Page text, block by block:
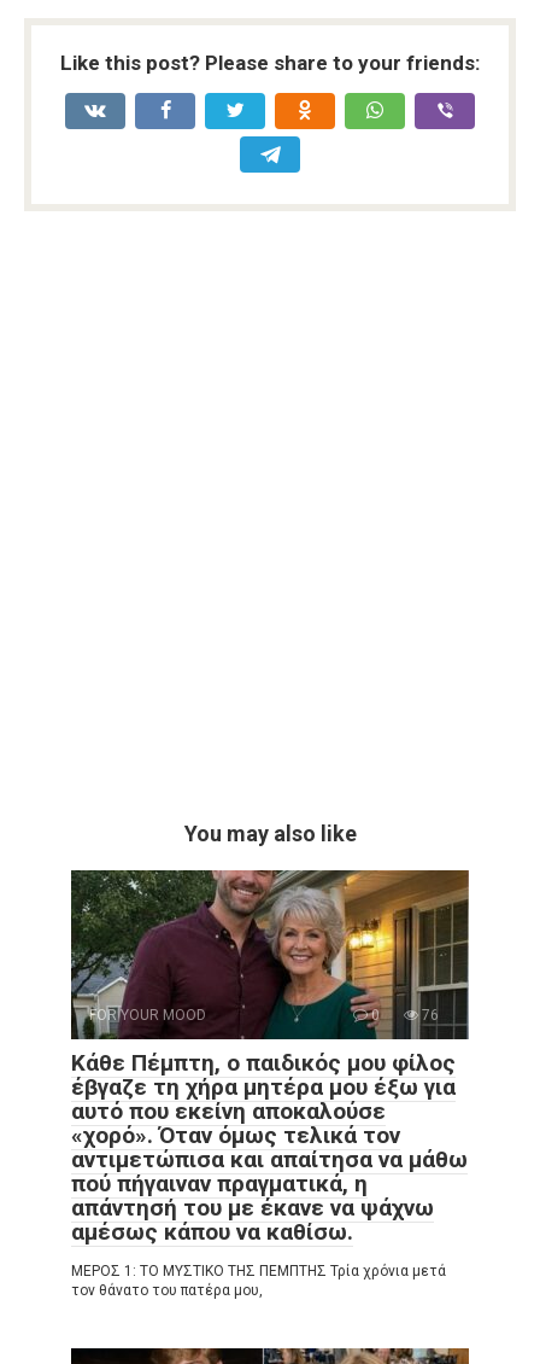
Like this post? Please share to your friends:
You may also like
FOR YOUR MOOD 0 76
Κάθε Πέμπτη, ο παιδικός μου φίλος
έβγαζε τη χήρα μητέρα μου έξω για
αυτό που εκείνη αποκαλούσε
«χορό». Όταν όμως τελικά τον
αντιμετώπισα και απαίτησα να μάθω
πού πήγαιναν πραγματικά, η
απάντησή του με έκανε να ψάχνω
αμέσως κάπου να καθίσω.
ΜΕΡΟΣ 1: ΤΟ ΜΥΣΤΙΚΟ ΤΗΣ ΠΕΜΠΤΗΣ Τρία χρόνια μετά
τον θάνατο του πατέρα μου,